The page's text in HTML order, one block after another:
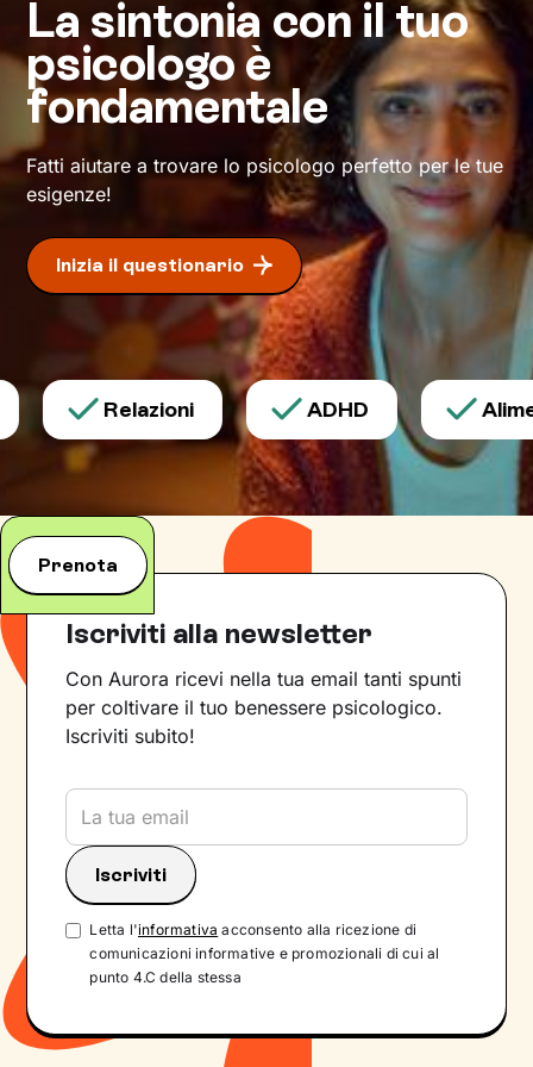
traguardi di vita che ti poni.
La sintonia con il tuo
psicologo è
fondamentale
Fatti aiutare a trovare lo psicologo perfetto per le tue
esigenze!
Inizia il questionario
Relazioni ADHD
Prenota
Iscriviti alla newsletter
Con Aurora ricevi nella tua email tanti spunti
per coltivare il tuo benessere psicologico.
Iscriviti subito!
Letta l'informativa acconsento alla ricezione di
comunicazioni informative e promozionali di cui al
punto 4.C della stessa